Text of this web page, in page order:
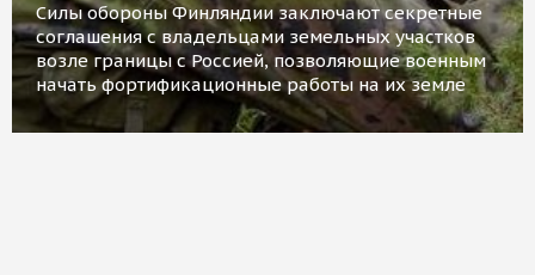
Силы обороны Финляндии заключают секретные
соглашения с владельцами земельных участков
возле границы с Россией, позволяющие военным
начать фортификационные работы на их земле